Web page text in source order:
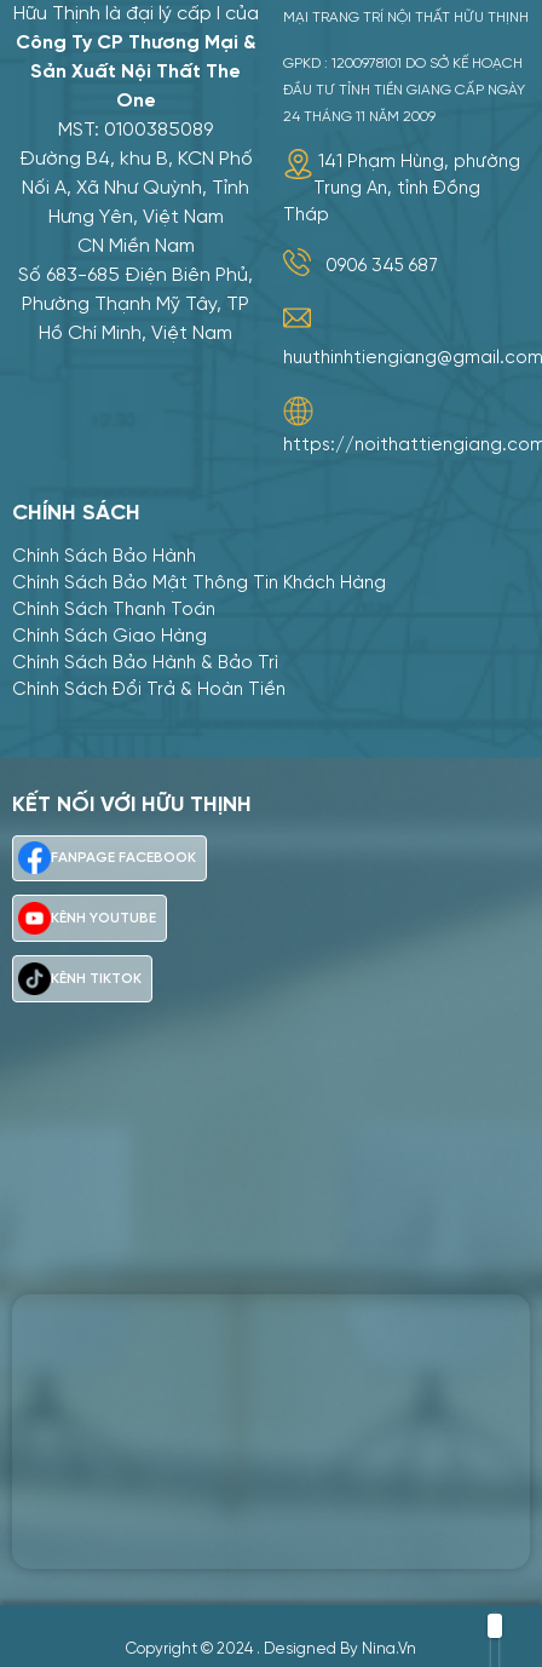
Tư vấn
Thịnh là đại lý cấp I của
Ty CP Thương Mại &
Xuất Nội Thất The
One
MST: 0100385089
B4, khu B, KCN Phố
A, Xã Như Quỳnh, Tỉnh
Hưng Yên, Việt Nam
CN Miền Nam
683-685 Điện Biên Phủ,
Thạnh Mỹ Tây, TP
Hồ Chí Minh, Việt Nam
MẠI TRANG TRÍ NỘI THẤT HỮU THỊNH
GPKD : 1200978101 DO SỞ KẾ HOẠCH
ĐẦU TƯ TỈNH TIỀN GIANG CẤP NGÀY
24 THÁNG 11 NĂM 2009
141 Phạm Hùng, phường
Trung An, tỉnh Đồng
Tháp
0906 345 687
huuthinhtiengiang@gmail.com
https://noithattiengiang.com/
CHÍNH SÁCH
Chính Sách Bảo Hành
Chính Sách Bảo Mật Thông Tin Khách Hàng
Chính Sách Thanh Toán
Chính Sách Giao Hàng
Chính Sách Bảo Hành & Bảo Trì
Chính Sách Đổi Trả & Hoàn Tiền
KẾT NỐI VỚI HỮU THỊNH
Copyright © 2024 . Designed By Nina.vn